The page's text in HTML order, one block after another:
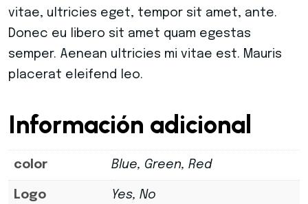
vitae, ultricies eget, tempor sit amet, ante.
Donec eu libero sit amet quam egestas
semper. Aenean ultricies mi vitae est. Mauris
placerat eleifend leo.
Información adicional
color Blue, Green, Red
Logo Yes, No